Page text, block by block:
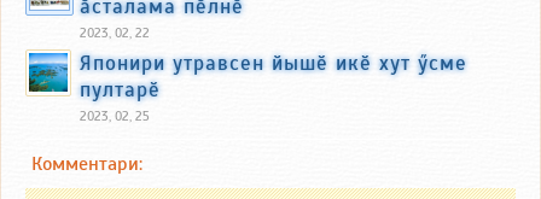
ӑсталама пӗлнӗ
2023, 02, 22
Японири утравсен йышӗ икӗ хут ӳсме
пултарӗ
2023, 02, 25
Комментари: